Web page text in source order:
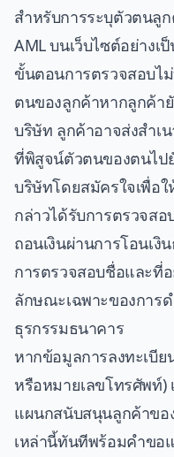
สำหรับการระบุตัวตนลู
AML บนเว็บไซต์อย่างเ
ขั้นตอนการตรวจสอบไ
ตนของลูกค้าหากลูกค้า
บริษัท ลูกค้าอาจส่งสำเ
ที่พิสูจน์ตัวตนของตนไป
บริษัทโดยสมัครใจเพื่อ
กล่าวได้รับการตรวจส
ถอนเงินผ่านการโอนเงิ
การตรวจสอบชื่อและที่
ลักษณะเฉพาะของการ
ธุรกรรมธนาคาร
หากข้อมูลการลงทะเบี
หรือหมายเลขโทรศัพท์)
แผนกสนับสนุนลูกค้าขอ
เหล่านี้ทันทีพร้อมคำขอ